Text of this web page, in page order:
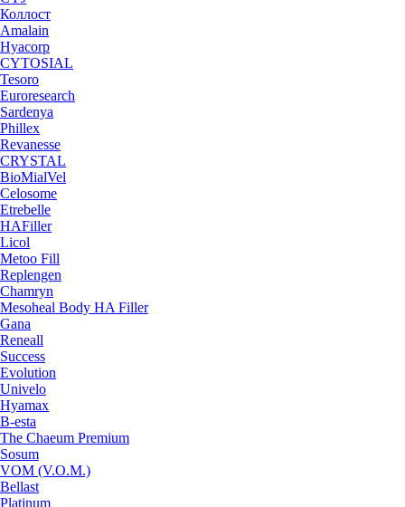
Коллост
Amalain
Hyacorp
CYTOSIAL
Tesoro
Euroresearch
Sardenya
Phillex
Revanesse
CRYSTAL
BioMialVel
Celosome
Etrebelle
HAFiller
Licol
Metoo Fill
Replengen
Chamryn
Mesoheal Body HA Filler
Gana
Reneall
Success
Evolution
Univelo
Hyamax
B-esta
The Chaeum Premium
Sosum
VOM (V.O.M.)
Bellast
Platinum